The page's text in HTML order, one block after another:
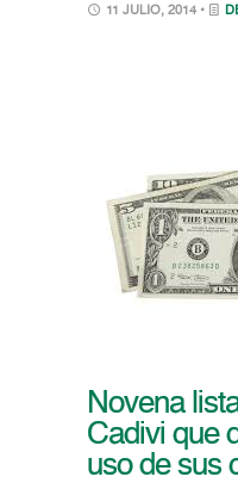
11 JULIO, 2014 •
Novena
Cadivi que
uso de sus